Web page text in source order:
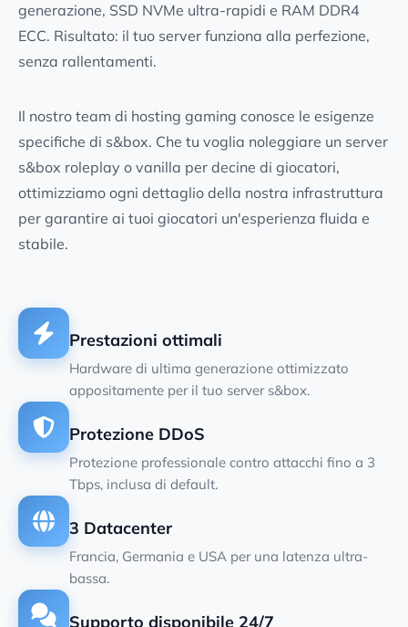
generazione, SSD NVMe ultra-rapidi e RAM DDR4
ECC. Risultato: il tuo server funziona alla perfezione,
senza rallentamenti.
Il nostro team di hosting gaming conosce le esigenze
specifiche di s&box. Che tu voglia noleggiare un server
s&box roleplay o vanilla per decine di giocatori,
ottimizziamo ogni dettaglio della nostra infrastruttura
per garantire ai tuoi giocatori un'esperienza fluida e
stabile.
Prestazioni ottimali
Hardware di ultima generazione ottimizzato
appositamente per il tuo server s&box.
Protezione DDoS
Protezione professionale contro attacchi fino a 3
Tbps, inclusa di default.
3 Datacenter
Francia, Germania e USA per una latenza ultra-
bassa.
Supporto disponibile 24/7